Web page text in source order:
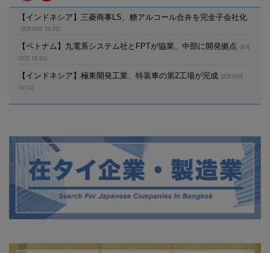
【インドネシア】三菱商事LS、糖アルコール合弁を完全子会社化
(8月10日 10:31)
【ベトナム】九電系システム社とFPTが協業、中部に開発拠点
(8月
10日 10:31)
【インドネシア】極東開発工業、特装車の第2工場が完成
(8月10日
10:31)